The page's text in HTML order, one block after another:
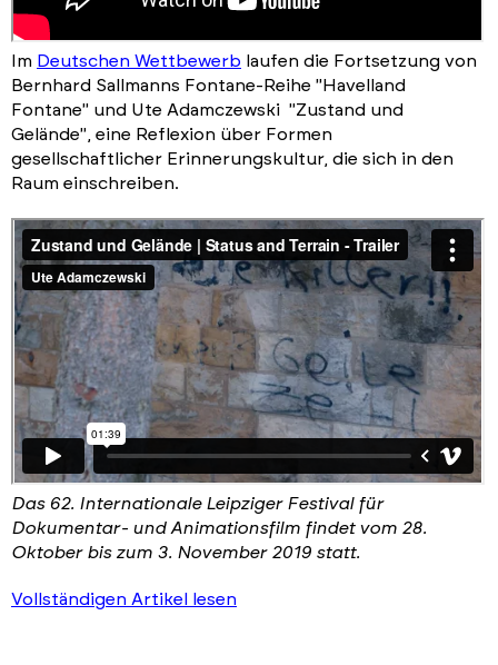
Im Deutschen Wettbewerb laufen die Fortsetzung von
Bernhard Sallmanns Fontane-Reihe "Havelland
Fontane" und Ute Adamczewski "Zustand und
Gelände", eine Reflexion über Formen
gesellschaftlicher Erinnerungskultur, die sich in den
Raum einschreiben.
Das 62. Internationale Leipziger Festival für
Dokumentar- und Animationsfilm findet vom 28.
Oktober bis zum 3. November 2019 statt.
Vollständigen Artikel lesen